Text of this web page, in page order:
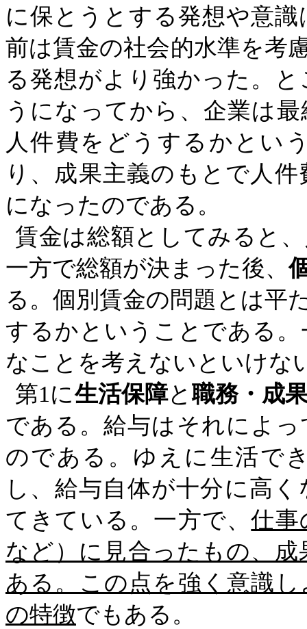
に保とうとする発想や意
前は賃金の社会的水準を考
る発想がより強かった。
うになってから、企業は
人件費をどうするかとい
り、成果主義のもとで人
になったのである。
賃金は総額としてみると
一方で総額が決まった後、
る。個別賃金の問題とは平
するかということである
なことを考えないといけな
第1に生活保障と職務・成
である。給与はそれによ
のである。ゆえに生活で
し、給与自体が十分に高
てきている。一方で、仕事
など）に見合ったもの、
ある。この点を強く意識
の特徴でもある。